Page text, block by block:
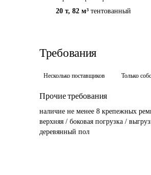
20 т, 82 м³ тентованный
Требования
Несколько поставщиков Только
Прочие требования
наличие не менее 8 крепежных
верхняя / боковая погрузка /
деревянный пол